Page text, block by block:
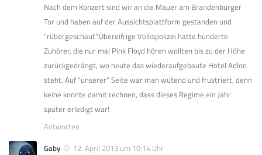
Nach dem Konzert sind wir an die Mauer am Brandenburger
Tor und haben auf der Aussichtsplattform gestanden und
“rübergeschaut”.Übereifrige Volkspolizei hatte hunderte
Zuhörer, die nur mal Pink Floyd hören wollten bis zu der Höhe
zurückgedrängt, wo heute das wiederaufgebaute Hotel Adlon
steht. Auf “unserer” Seite war man wütend und frustriert, denn
keine konnte damit rechnen, dass dieses Regime ein Jahr
später erledigt war!
Antworten
Gaby
12. April 2013 um 10:14 Uhr